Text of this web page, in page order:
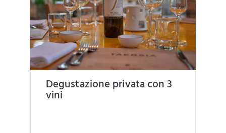
Degustazione privata con 3
vini